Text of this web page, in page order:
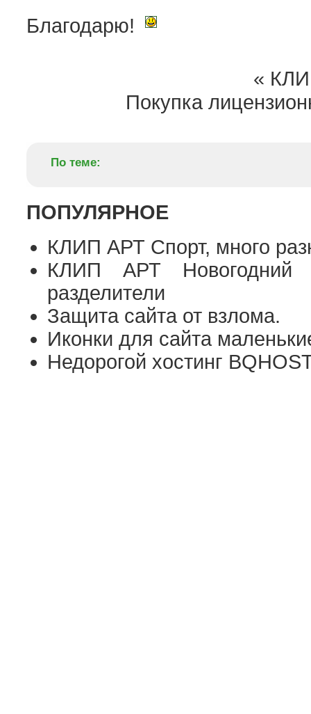
Благодарю!
«
Покупка
По теме:
ПОПУЛЯРНОЕ
КЛИП АРТ Спорт, много
КЛИП АРТ
разделители
Защита сайта от взлома.
Иконки для сайта
Недорогой хостинг